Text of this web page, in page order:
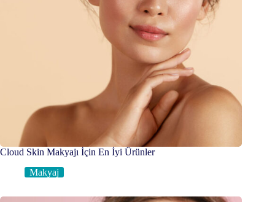
Cloud Skin Makyajı İçin En İyi Ürünler
Makyaj